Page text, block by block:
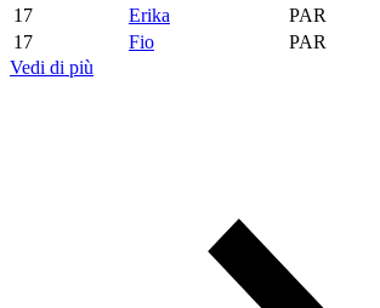
17
Erika PAR
17
Fio PAR
Vedi di più